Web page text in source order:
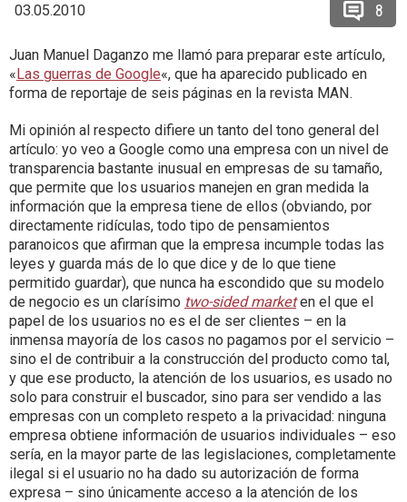
03.05.2010 8
Juan Manuel Daganzo me llamó para preparar este artículo,
«Las guerras de Google«, que ha aparecido publicado en
forma de reportaje de seis páginas en la revista MAN.
Mi opinión al respecto difiere un tanto del tono general del
artículo: yo veo a Google como una empresa con un nivel de
transparencia bastante inusual en empresas de su tamaño,
que permite que los usuarios manejen en gran medida la
información que la empresa tiene de ellos (obviando, por
directamente ridículas, todo tipo de pensamientos
paranoicos que afirman que la empresa incumple todas las
leyes y guarda más de lo que dice y de lo que tiene
permitido guardar), que nunca ha escondido que su modelo
de negocio es un clarísimo two-sided marketen el que el
papel de los usuarios no es el de ser clientes – en la
inmensa mayoría de los casos no pagamos por el servicio –
sino el de contribuir a la construcción del producto como tal,
y que ese producto, la atención de los usuarios, es usado no
solo para construir el buscador, sino para ser vendido a las
empresas con un completo respeto a la privacidad: ninguna
empresa obtiene información de usuarios individuales – eso
sería, en la mayor parte de las legislaciones, completamente
ilegal si el usuario no ha dado su autorización de forma
expresa – sino únicamente acceso a la atención de los